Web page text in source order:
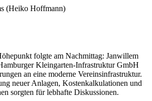
(Heiko Hoffmann)
folgte am Nachmittag: Janwillem
Kleingarten-Infrastruktur GmbH
an eine moderne Vereinsinfrastruktur.
neuer Anlagen, Kostenkalkulationen und
sorgten für lebhafte Diskussionen.